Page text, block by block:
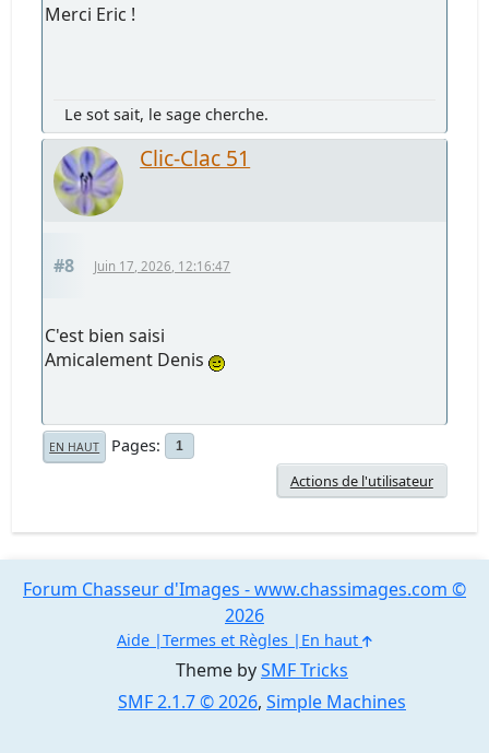
Merci Eric !
Le sot sait, le sage cherche.
Clic-Clac 51
#8 Juin 17, 2026, 12:16:47
C'est bien saisi
Amicalement Denis
EN HAUT Pages 1
Actions de l'utilisateur
Theme bySMF Tricks
SMF 2.1.7 © 2026, Simple Machines
Forum Chasseur d'Images - www.chassimages.com ©
2026
Aide Termes et Règles En haut